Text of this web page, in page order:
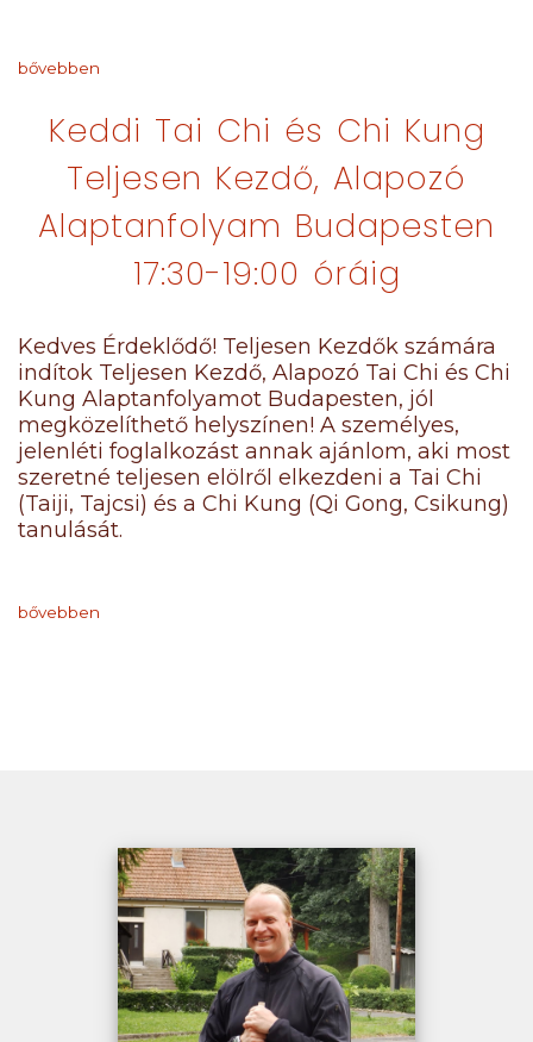
bővebben
Keddi Tai Chi és Chi Kung
Teljesen Kezdő, Alapozó
Alaptanfolyam Budapesten
17:30-19:00 óráig
Kedves Érdeklődő! Teljesen Kezdők számára
indítok Teljesen Kezdő, Alapozó Tai Chi és Chi
Kung Alaptanfolyamot Budapesten, jól
megközelíthető helyszínen! A személyes,
jelenléti foglalkozást annak ajánlom, aki most
szeretné teljesen elölről elkezdeni a Tai Chi
(Taiji, Tajcsi) és a Chi Kung (Qi Gong, Csikung)
tanulását.
bővebben